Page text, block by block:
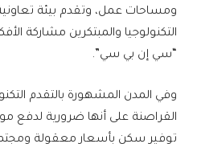
ومساحات عمل، وتقدم بيئة
التكنولوجيا والمبتكرين مشاركة
“سي إن بي سي”.
وفي المدن المشهورة بالتقدم
القراصنة على أنها ضرورية لدفع
توفير سكن بأسعار معقولة